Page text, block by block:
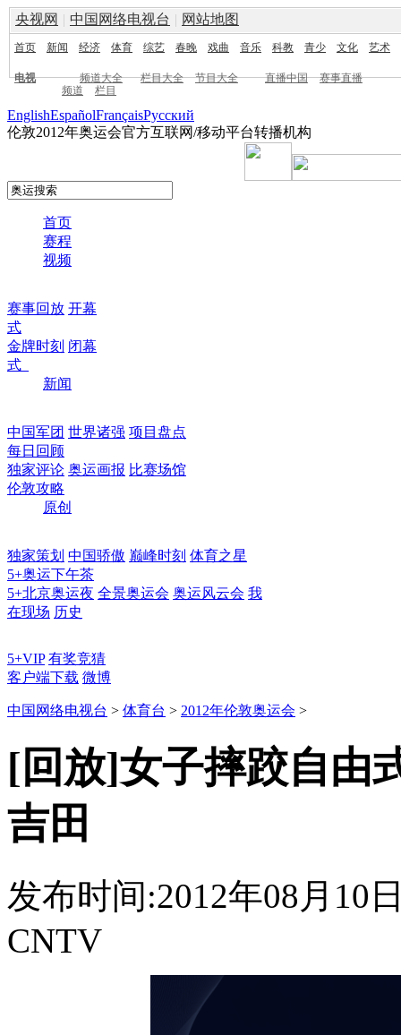
央视网 | 中国网络电视台 | 网站地图
首页 新闻 经济 体育 综艺 春晚 戏曲 音乐 科教 青少 文化 艺术
电视 频道大全 栏目大全 节目大全 直播中国
赛事直播
频道
栏目
EnglishEspañolFrançaisPусский
伦敦2012年奥运会官方互联网/移动平台转播机构
首页
赛程
视频
赛事回放 开幕
式
金牌时刻 闭幕
式
新闻
中国军团 世界诸强 项目盘点
每日回顾
独家评论 奥运画报 比赛场馆
伦敦攻略
原创
独家策划 中国骄傲 巅峰时刻 体育之星
5+奥运下午茶
5+北京奥运夜 全景奥运会 奥运风云会 我
在现场 历史
5+VIP 有奖竞猜
客户端下载 微博
中国网络电视台 > 体育台 > 2012年伦敦奥运会 >
[回放]女子摔跤自由
吉田
发布时间:2012年08月10
CNTV